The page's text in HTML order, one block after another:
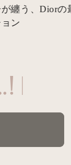
纏う、Diorの最
ン